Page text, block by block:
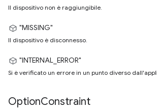
Il dispositivo non è raggiungibile.
"MISSING"
Il dispositivo è disconnesso.
"INTERNAL_ERROR"
Si è verificato un errore in un punto diverso
OptionConstraint